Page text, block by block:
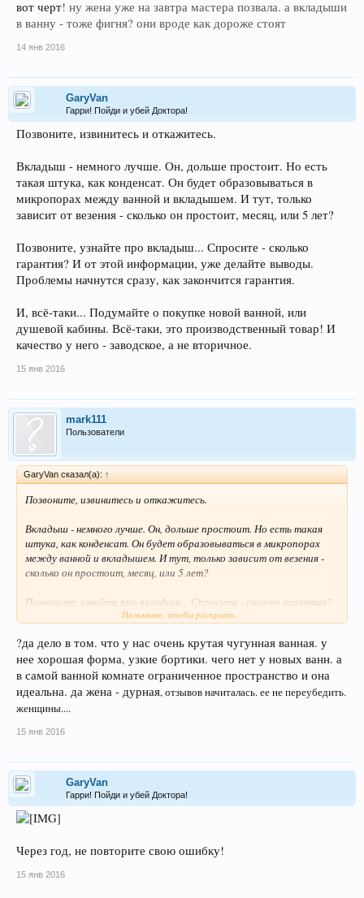
вот черт! ну жена уже на завтра мастера позвала. а вкладыши
в ванну - тоже фигня? они вроде как дороже стоят
14 янв 2016
GaryVan
Гарри! Пойди и убей Доктора!
Позвоните, извинитесь и откажитесь.
Вкладыш - немного лучше. Он, дольше простоит. Но есть
такая штука, как конденсат. Он будет образовываться в
микропорах между ванной и вкладышем. И тут, только
зависит от везения - сколько он простоит, месяц, или 5 лет?
Позвоните, узнайте про вкладыш... Спросите - сколько
гарантия? И от этой информации, уже делайте выводы.
Проблемы начнутся сразу, как закончится гарантия.
И, всё-таки... Подумайте о покупке новой ванной, или
душевой кабины. Всё-таки, это производственный товар! И
качество у него - заводское, а не вторичное.
15 янв 2016
mark111
Пользователи
GaryVan сказал(а): ↑
Позвоните, извинитесь и откажитесь.
Вкладыш - немного лучше. Он, дольше простоит. Но есть такая
штука, как конденсат. Он будет образовываться в микропорах
между ванной и вкладышем. И тут, только зависит от везения -
сколько он простоит, месяц, или 5 лет?
Позвоните, узнайте про вкладыш... Спросите - сколько гарантия?
И от этой информации, уже делайте выводы. Проблемы начнутся
И, всё-таки... Подумайте о покупке новой ванной, или душевой
кабины. Всё-таки, это производственный товар! И качество у
него - заводское, а не вторичное.
Нажмите, чтобы раскрыть...
?да дело в том. что у нас очень крутая чугунная ванная. у
нее хорошая форма, узкие бортики. чего нет у новых ванн. а
в самой ванной комнате ограниченное пространство и она
идеальна. да жена - дурная, отзывов начиталась. ее не переубедить.
женщины....
15 янв 2016
GaryVan
Гарри! Пойди и убей Доктора!
Через год, не повторите свою ошибку!
15 янв 2016